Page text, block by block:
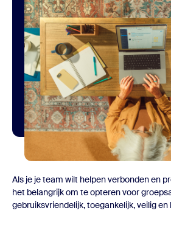
Als je je team wilt helpen verbonden en
het belangrijk om te opteren voor
gebruiksvriendelijk, toegankelijk, veilig